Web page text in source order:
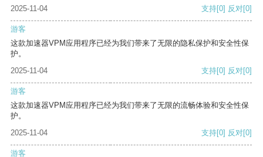
2025-11-04 支持[0] 反对[0]
游客
这款加速器VPM应用程序已经为我们带来了无限的隐私保护和安全性保
护。
2025-11-04
支持[0] 反对[0]
游客
这款加速器VPM应用程序已经为我们带来了无限的流畅体验和安全性保
护。
2025-11-04
支持[0] 反对[0]
游客